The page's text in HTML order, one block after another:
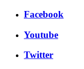
Facebook
Youtube
Twitter